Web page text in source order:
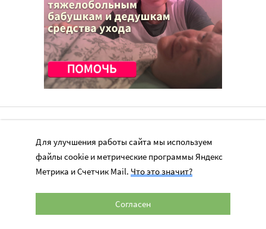
Перепечатка материалов сайта в интернете возможна только при
наличии активной гиперссылки на оригинал материала на сайте
Для улучшения работы сайта мы используем
файлы cookie и метрические программы Яндекс
Метрика и Счетчик Mail. Что это значит?
Согласен